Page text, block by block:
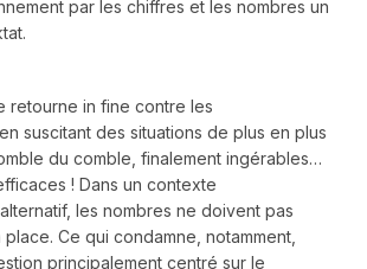
par les chiffres et les nombres un
retourne in fine contre les
suscitant des situations de plus en plus
du comble, finalement ingérables…
! Dans un contexte
les nombres ne doivent pas
Ce qui condamne, notamment,
principalement centré sur le